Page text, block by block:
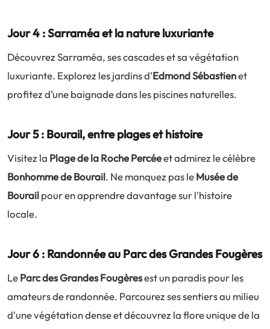
Jour 4 : Sarraméa et la nature luxuriante
Découvrez Sarraméa, ses cascades et sa végétation
luxuriante. Explorez les jardins d’Edmond Sébastienet
profitez d’une baignade dans les piscines naturelles.
Jour 5 : Bourail, entre plages et histoire
Visitez la Plage de la Roche Percéeet admirez le célèbre
Bonhomme de Bourail. Ne manquez pas leMusée de
Bourailpour en apprendre davantage sur l'histoire
locale.
Jour 6 : Randonnée au Parc des Grandes Fougères
LeParc des Grandes Fougèresest un paradis pour les
amateurs de randonnée. Parcourez ses sentiers au milieu
d'une végétation dense et découvrez la flore unique de la